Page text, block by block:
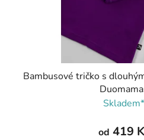
Bambusové tričko s
Skladem*
od 419